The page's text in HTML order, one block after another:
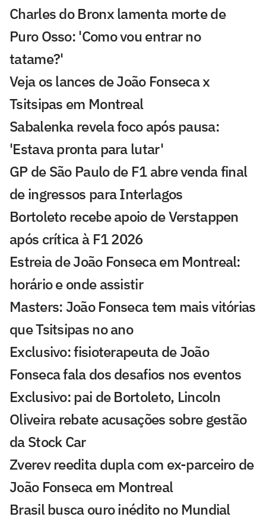
Charles do Bronx lamenta morte de
Puro Osso: 'Como vou entrar no
tatame?'
Veja os lances de João Fonseca x
Tsitsipas em Montreal
Sabalenka revela foco após pausa:
'Estava pronta para lutar'
GP de São Paulo de F1 abre venda final
de ingressos para Interlagos
Bortoleto recebe apoio de Verstappen
após crítica à F1 2026
Estreia de João Fonseca em Montreal:
horário e onde assistir
Masters: João Fonseca tem mais vitórias
que Tsitsipas no ano
Exclusivo: fisioterapeuta de João
Fonseca fala dos desafios nos eventos
Exclusivo: pai de Bortoleto, Lincoln
Oliveira rebate acusações sobre gestão
da Stock Car
Zverev reedita dupla com ex-parceiro de
João Fonseca em Montreal
Brasil busca ouro inédito no Mundial